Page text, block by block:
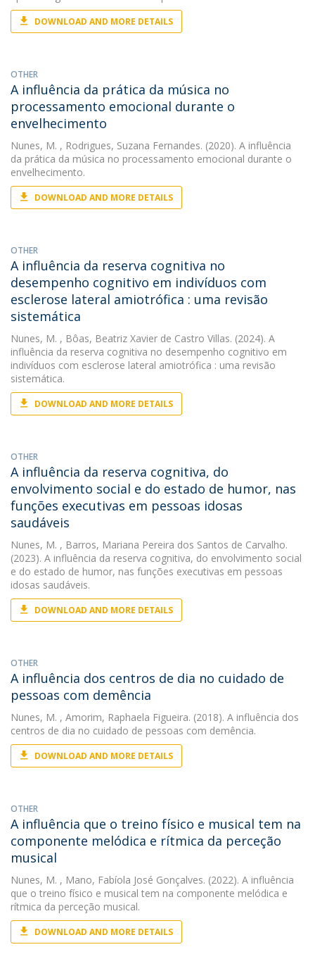
DOWNLOAD AND MORE DETAILS
OTHER
A influência da prática da música no
processamento emocional durante o
envelhecimento
Nunes, M. , Rodrigues, Suzana Fernandes. (2020). A influência
da prática da música no processamento emocional durante o
envelhecimento.
DOWNLOAD AND MORE DETAILS
OTHER
A influência da reserva cognitiva no
desempenho cognitivo em indivíduos com
esclerose lateral amiotrófica : uma revisão
sistemática
Nunes, M. , Bôas, Beatriz Xavier de Castro Villas. (2024). A
influência da reserva cognitiva no desempenho cognitivo em
indivíduos com esclerose lateral amiotrófica : uma revisão
sistemática.
DOWNLOAD AND MORE DETAILS
OTHER
A influência da reserva cognitiva, do
envolvimento social e do estado de humor, nas
funções executivas em pessoas idosas
saudáveis
Nunes, M. , Barros, Mariana Pereira dos Santos de Carvalho.
(2023). A influência da reserva cognitiva, do envolvimento social
e do estado de humor, nas funções executivas em pessoas
idosas saudáveis.
DOWNLOAD AND MORE DETAILS
OTHER
A influência dos centros de dia no cuidado de
pessoas com demência
Nunes, M. , Amorim, Raphaela Figueira. (2018). A influência dos
centros de dia no cuidado de pessoas com demência.
DOWNLOAD AND MORE DETAILS
OTHER
A influência que o treino físico e musical tem na
componente melódica e rítmica da perceção
musical
Nunes, M. , Mano, Fabíola José Gonçalves. (2022). A influência
que o treino físico e musical tem na componente melódica e
rítmica da perceção musical.
DOWNLOAD AND MORE DETAILS